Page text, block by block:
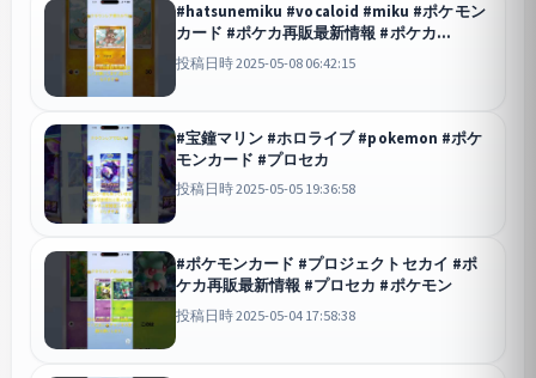
#hatsunemiku #vocaloid #miku #ポケモン
カード #ポケカ再販最新情報 #ポケカ
#pokemon
投稿日時 2025-05-08 06:42:15
#宝鐘マリン #ホロライブ #pokemon #ポケ
モンカード #プロセカ
投稿日時 2025-05-05 19:36:58
#ポケモンカード #プロジェクトセカイ #ポ
ケカ再販最新情報 #プロセカ #ポケモン
投稿日時 2025-05-04 17:58:38